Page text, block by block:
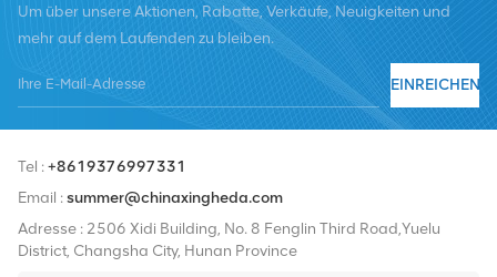
Um über unsere Aktionen, Rabatte, Verkäufe, Neuigkeiten und
mehr auf dem Laufenden zu bleiben.
EINREICHEN
Tel :+8619376997331
Email :summer@chinaxingheda.com
Adresse : 2506 Xidi Building, No. 8 Fenglin Third Road,Yuelu
District, Changsha City, Hunan Province